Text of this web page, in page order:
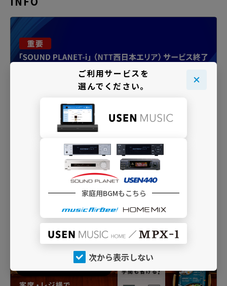
ご利用サービスを
選んでください。
家庭用BGMもこちら
次から表示しない